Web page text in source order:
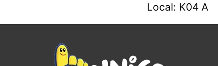
Local: K04 A